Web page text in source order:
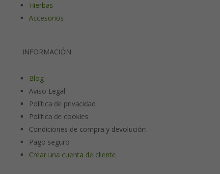
Hierbas
Accesorios
INFORMACIÓN
Blog
Aviso Legal
Política de privacidad
Política de cookies
Condiciones de compra y devolución
Pago seguro
Crear una cuenta de cliente